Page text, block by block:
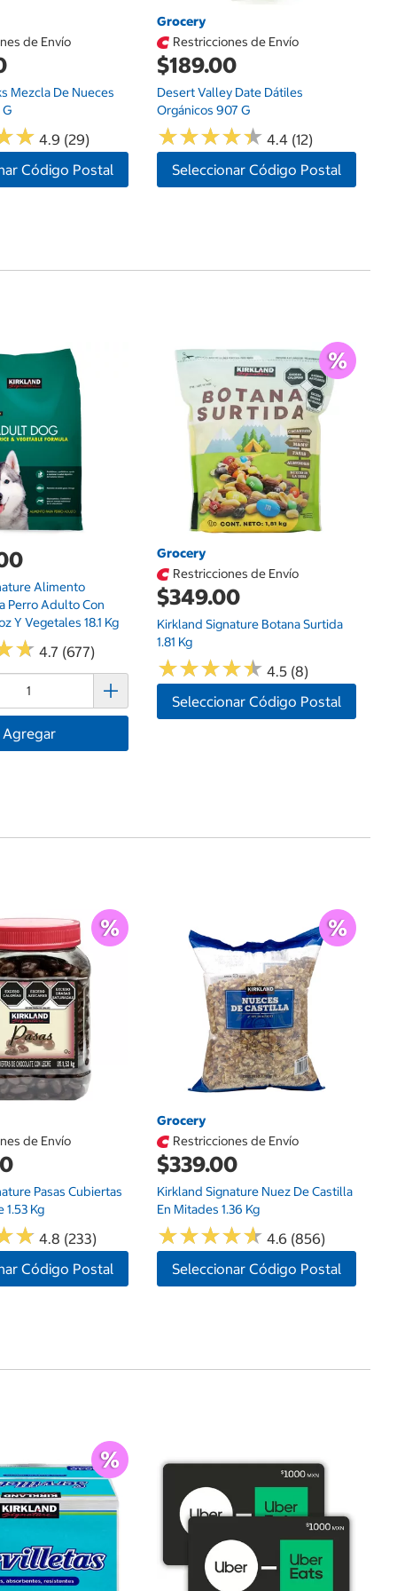
de Envío
Mezcla De Nueces
★
★ 4.9 (29)
Código Postal
Grocery
Restricciones de Envío
$189.00
Desert Valley Date Dátiles
Orgánicos 907 G
★★★★★
★★★★★ 4.4 (12)
Seleccionar Código Postal
Alimento
Perro Adulto Con
Y Vegetales 18.1 Kg
★
★ 4.7 (677)
Agregar
Grocery
Restricciones de Envío
$349.00
Kirkland Signature Botana Surtida
1.81 Kg
★★★★★
★★★★★ 4.5 (8)
Seleccionar Código Postal
de Envío
Pasas Cubiertas
1.53 Kg
★
★ 4.8 (233)
Código Postal
Grocery
Restricciones de Envío
$339.00
Kirkland Signature Nuez De Castilla
En Mitades 1.36 Kg
★★★★★
★★★★★ 4.6 (856)
Seleccionar Código Postal